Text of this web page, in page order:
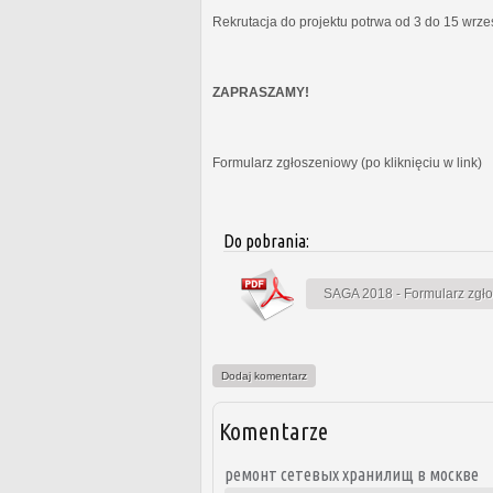
Rekrutacja do projektu potrwa od 3 do 15
ZAPRASZAMY!
Formularz zgłoszeniowy (po kliknięciu w link)
Do pobrania:
SAGA 2018 - Formularz
Dodaj komentarz
Komentarze
ремонт сетевых хранилищ в москве